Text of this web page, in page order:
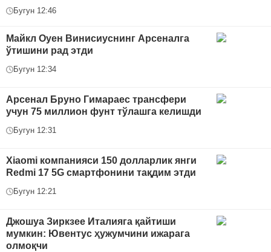
Бугун 12:46
Майкл Оуен Винисиуснинг Арсеналга
ўтишини рад этди
Бугун 12:34
Арсенал Бруно Гимараес трансфери
учун 75 миллион фунт тўлашга келишди
Бугун 12:31
Xiaomi компанияси 150 долларлик янги
Redmi 17 5G смартфонини тақдим этди
Бугун 12:21
Джошуа Зиркзее Италияга қайтиши
мумкин: Ювентус ҳужумчини ижарага
олмоқчи